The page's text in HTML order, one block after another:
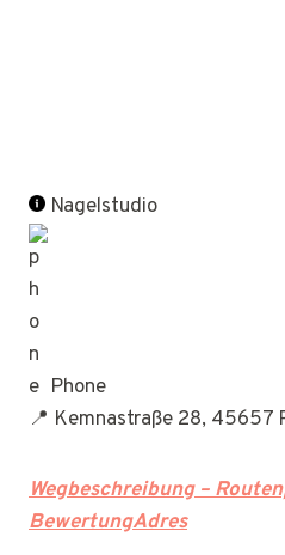
Nagelstudio
Phone
📍 Kemnastraße 28, 45657
Wegbeschreibung –
BewertungAdres